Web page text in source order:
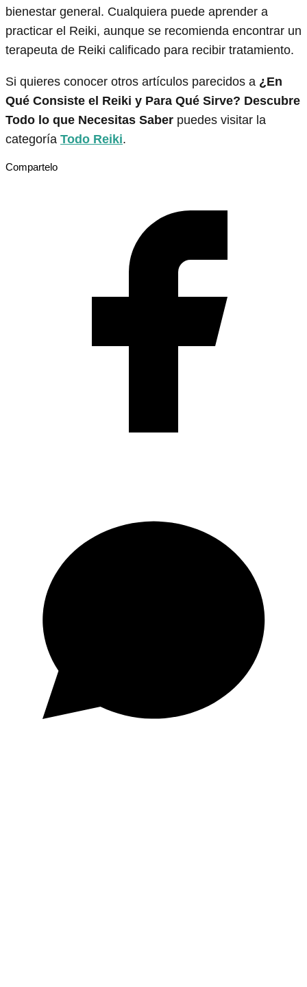
bienestar general. Cualquiera puede aprender a
practicar el Reiki, aunque se recomienda encontrar un
terapeuta de Reiki calificado para recibir tratamiento.
Si quieres conocer otros artículos parecidos a ¿En
Qué Consiste el Reiki y Para Qué Sirve? Descubre
Todo lo que Necesitas Saber puedes visitar la
categoría Todo Reiki.
Compartelo